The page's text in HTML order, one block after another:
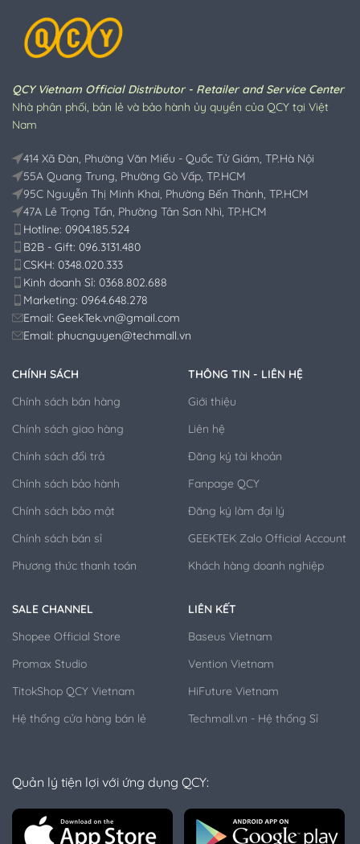
QCY Vietnam Official Distributor - Retailer and Service Center
Nhà phân phối, bản lẻ và bảo hành ủy quyền của QCY tại Việt
Nam
414 Xã Đàn, Phường Văn Miếu - Quốc Tử Giám, TP.Hà Nội
55A Quang Trung, Phường Gò Vấp, TP.HCM
95C Nguyễn Thị Minh Khai, Phường Bến Thành, TP.HCM
47A Lê Trọng Tấn, Phường Tân Sơn Nhì, TP.HCM
Hotline: 0904.185.524
B2B - Gift: 096.3131.480
CSKH: 0348.020.333
Kinh doanh Sỉ: 0368.802.688
Marketing: 0964.648.278
Email: GeekTek.vn@gmail.com
Email: phucnguyen@techmall.vn
CHÍNH SÁCH
Chính sách bán hàng
Chính sách giao hàng
Chính sách đổi trả
Chính sách bảo hành
Chính sách bảo mật
Chính sách bán sỉ
Phương thức thanh toán
SALE CHANNEL
Shopee Official Store
Promax Studio
TitokShop QCY Vietnam
Hệ thống cửa hàng bán lẻ
THÔNG TIN - LIÊN HỆ
Giới thiệu
Liên hệ
Đăng ký tài khoản
Fanpage QCY
Đăng ký làm đại lý
GEEKTEK Zalo Official Account
Khách hàng doanh nghiệp
LIÊN KẾT
Baseus Vietnam
Vention Vietnam
HiFuture Vietnam
Techmall.vn - Hệ thống Sỉ
Quản lý tiện lợi với ứng dụng QCY: